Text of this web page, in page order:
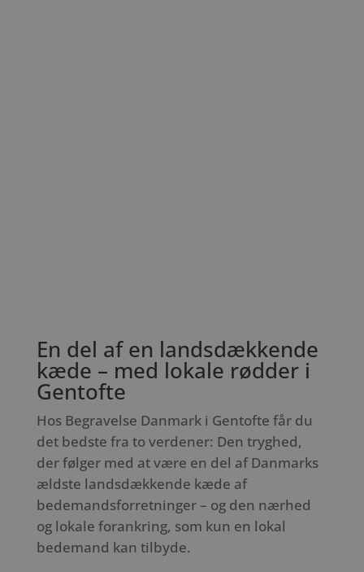
En del af en landsdækkende
kæde – med lokale rødder i
Gentofte
Hos Begravelse Danmark i Gentofte får du
det bedste fra to verdener: Den tryghed,
der følger med at være en del af Danmarks
ældste landsdækkende kæde af
bedemandsforretninger – og den nærhed
og lokale forankring, som kun en lokal
bedemand kan tilbyde.